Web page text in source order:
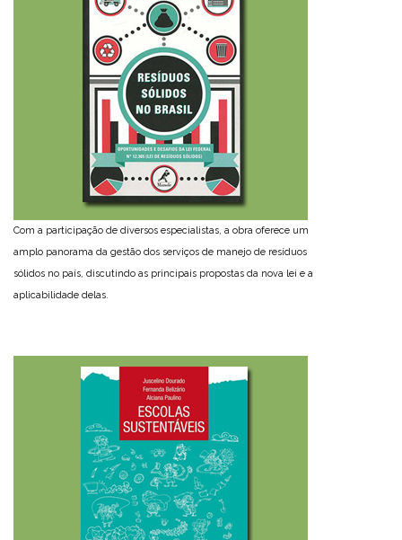
Com a participação de diversos especialistas, a obra oferece um
amplo panorama da gestão dos serviços de manejo de resíduos
sólidos no país, discutindo as principais propostas da nova lei e a
aplicabilidade delas.